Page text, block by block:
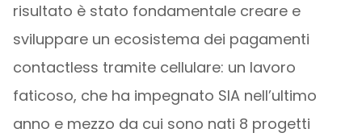
risultato è stato fondamentale creare e
sviluppare un ecosistema dei pagamenti
contactless tramite cellulare: un lavoro
faticoso, che ha impegnato SIA nell’ultimo
anno e mezzo da cui sono nati 8 progetti